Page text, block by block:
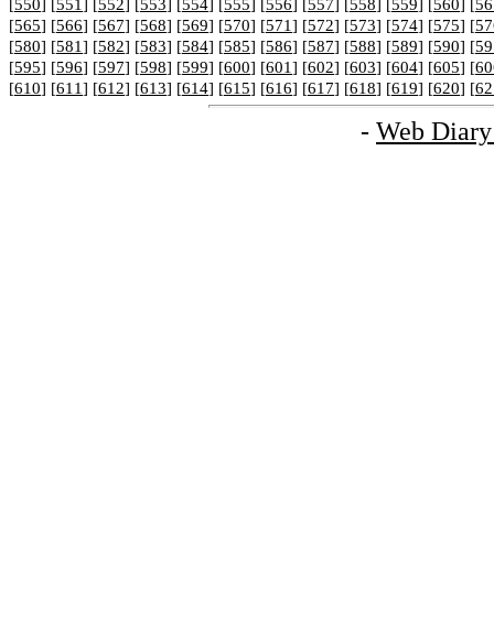
[550] [551] [552] [553] [554] [555] [556] [557] [558] [559] [560] [
[565] [566] [567] [568] [569] [570] [571] [572] [573] [574] [575] [
[580] [581] [582] [583] [584] [585] [586] [587] [588] [589] [590] [
[595] [596] [597] [598] [599] [600] [601] [602] [603] [604] [605] [
[610] [611] [612] [613] [614] [615] [616] [617] [618] [619] [620] [
- Web